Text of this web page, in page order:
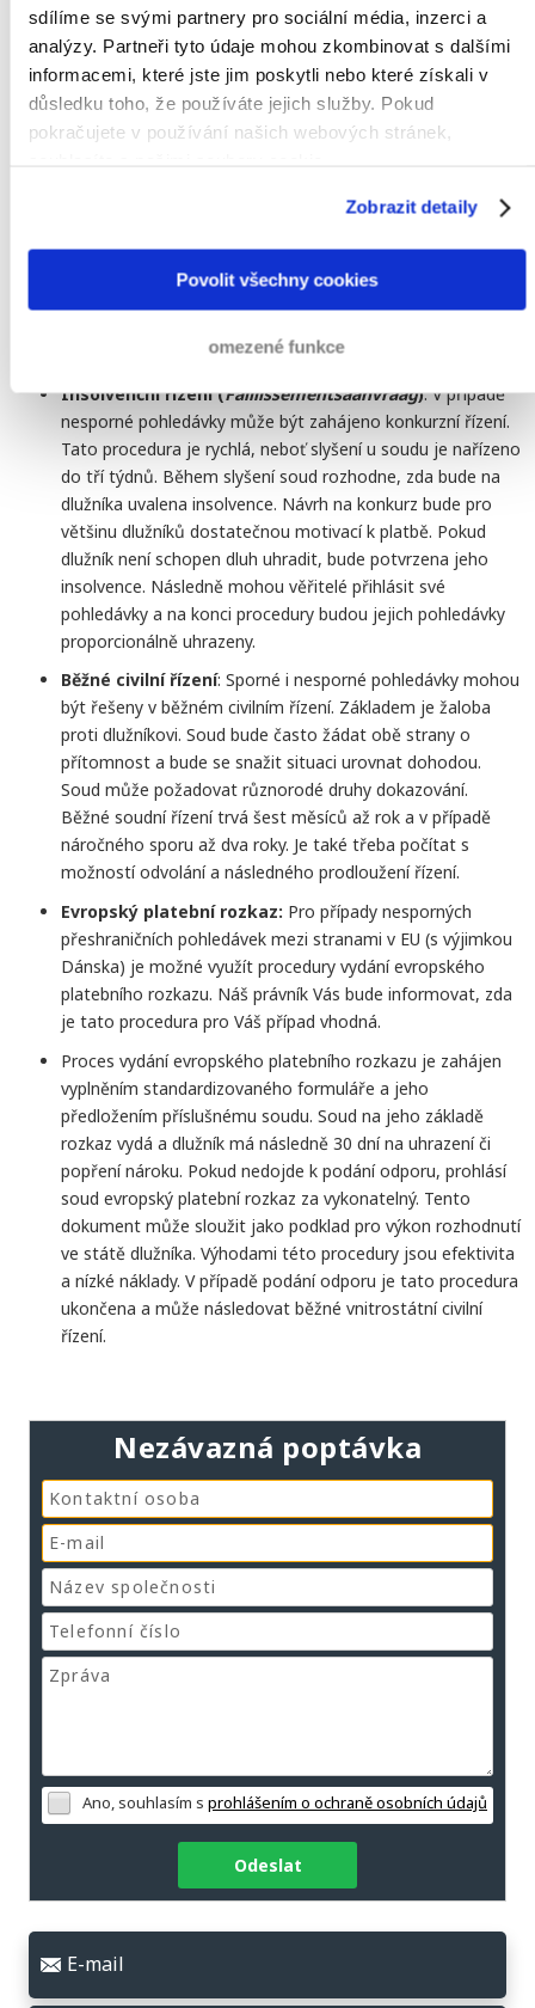
sdílíme se svými partnery pro sociální média, inzerci a
analýzy. Partneři tyto údaje mohou zkombinovat s dalšími
informacemi, které jste jim poskytli nebo které získali v
důsledku toho, že používáte jejich služby. Pokud
pokračujete v používání našich webových stránek,
Zobrazit detaily
Povolit všechny cookies
omezené funkce
Návrh na konkurz: Nejefektivnějším nástrojem pro
inkaso pohledávky v Nizozemsku je navržení konkurzu
dlužníka. Tímto krokem dojde k rychlému, nenákladnému a
maximálnímu tlaku na tuto osobu.
Pokud dlužník nezaplatí dluh ve fázi mimosoudní, po
konzultaci s Vámi zvolíme cestu soudní. Vždy budete v
předstihu informováni o možných nákladech a nikdy
Insolvenční řízení (Faillissementsaanvraag): V případě
nesporné pohledávky může být zahájeno konkurzní řízení.
Tato procedura je rychlá, neboť slyšení u soudu je nařízeno
do tří týdnů. Během slyšení soud rozhodne, zda bude na
dlužníka uvalena insolvence. Návrh na konkurz bude pro
většinu dlužníků dostatečnou motivací k platbě. Pokud
dlužník není schopen dluh uhradit, bude potvrzena jeho
insolvence. Následně mohou věřitelé přihlásit své
pohledávky a na konci procedury budou jejich pohledávky
proporcionálně uhrazeny.
Běžné civilní řízení: Sporné i nesporné pohledávky mohou
být řešeny v běžném civilním řízení. Základem je žaloba
proti dlužníkovi. Soud bude často žádat obě strany o
přítomnost a bude se snažit situaci urovnat dohodou.
Soud může požadovat různorodé druhy dokazování.
Běžné soudní řízení trvá šest měsíců až rok a v případě
náročného sporu až dva roky. Je také třeba počítat s
možností odvolání a následného prodloužení řízení.
Evropský platební rozkaz: Pro případy nesporných
přeshraničních pohledávek mezi stranami v EU (s výjimkou
Dánska) je možné využít procedury vydání evropského
platebního rozkazu. Náš právník Vás bude informovat, zda
je tato procedura pro Váš případ vhodná.
Proces vydání evropského platebního rozkazu je zahájen
vyplněním standardizovaného formuláře a jeho
předložením příslušnému soudu. Soud na jeho základě
rozkaz vydá a dlužník má následně 30 dní na uhrazení či
popření nároku. Pokud nedojde k podání odporu, prohlásí
soud evropský platební rozkaz za vykonatelný. Tento
dokument může sloužit jako podklad pro výkon rozhodnutí
ve státě dlužníka. Výhodami této procedury jsou efektivita
a nízké náklady. V případě podání odporu je tato procedura
ukončena a může následovat běžné vnitrostátní civilní
řízení.
Nezávazná poptávka
Ano, souhlasím s prohlášením o ochraně osobních údajů
Odeslat
E-mail